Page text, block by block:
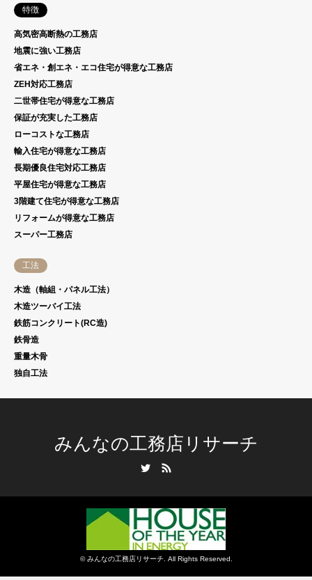
特徴
高気密高断熱の工務店
地震に強い工務店
省エネ・創エネ・エコ住宅が得意な工務店
ZEH対応工務店
二世帯住宅が得意な工務店
保証が充実した工務店
ローコストな工務店
輸入住宅が得意な工務店
長期優良住宅対応工務店
平屋住宅が得意な工務店
3階建て住宅が得意な工務店
リフォームが得意な工務店
スーパー工務店
工法
木造（軸組・パネル工法）
木造ツーバイ工法
鉄筋コンクリート(RC造)
鉄骨造
重量木骨
独自工法
みんなの工務店リサーチ
©みんなの工務店リサーチ. All Rights Reserved.